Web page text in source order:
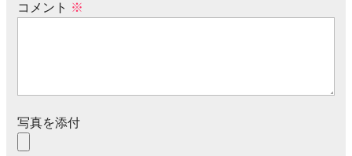
コメント ※
写真を添付